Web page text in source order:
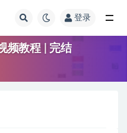
登录
频教程 | 完结